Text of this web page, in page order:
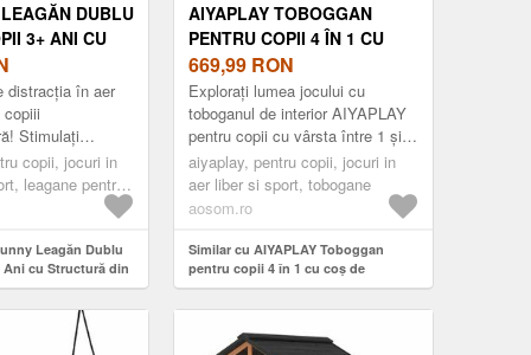
DUBLU
3+ ANI CU
DIN METAL,
CU
JOC
MAX 45 KG,
CM, VERDE ȘI
ROMANIA
distracția în aer
copiii
Stimulați
acestora
dublu
copii, jocuri in
leagane pentru
Leagăn Dublu
cu Structură din
Grădină cu Coardă
Exterior, Max 45 kg,
Verde și Roșu |
AIYAPLAY TOBOGGAN
PENTRU COPII 4 ÎN 1 CU
COȘ DE BASCHET,
ESCALADĂ, TELESCOP,
COȘ DE DEPOZITARE, ALB
ȘI VERDE | AOSOM
ROMANIA
669,99 RON
Explorați lumea jocului cu
toboganul de interior AIYAPLAY
pentru copii cu vârsta între 1 și 3
ani. Un design 4 în 1 cu tobogan,
coș de baschet, tel...
aiyaplay, pentru copii, jocuri in
aer liber si sport, tobogane
aosom.ro
Similar cu AIYAPLAY Toboggan
pentru copii 4 în 1 cu coș de
baschet, escaladă, telescop, coș de
depozitare, alb și verde | Aosom